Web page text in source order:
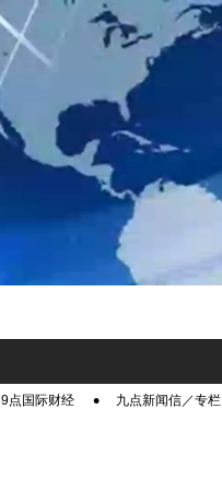
9点国际财经 九点新闻信／专栏